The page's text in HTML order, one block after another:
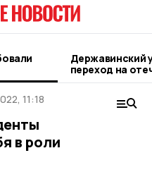
Державинский
переход на
году
11:18
в роли